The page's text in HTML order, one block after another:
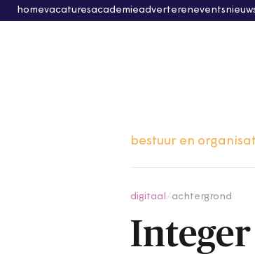
homevacaturesacademieadverterenevents
bestuur en
digitaal achtergrond